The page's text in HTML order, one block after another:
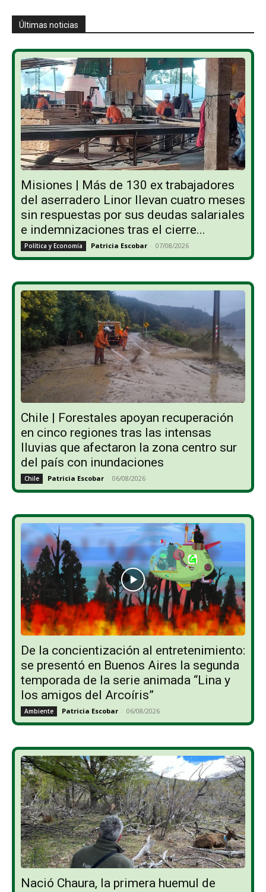
Últimas noticias
Misiones | Más de 130 ex trabajadores
del aserradero Linor llevan cuatro meses
sin respuestas por sus deudas salariales
e indemnizaciones tras el cierre...
Política y Economía Patricia Escobar - 07/08/2026
Chile | Forestales apoyan recuperación
en cinco regiones tras las intensas
lluvias que afectaron la zona centro sur
del país con inundaciones
Chile Patricia Escobar - 06/08/2026
De la concientización al entretenimiento:
se presentó en Buenos Aires la segunda
temporada de la serie animada “Lina y
los amigos del Arcoíris”
Ambiente Patricia Escobar - 06/08/2026
Nació Chaura, la primera huemul de